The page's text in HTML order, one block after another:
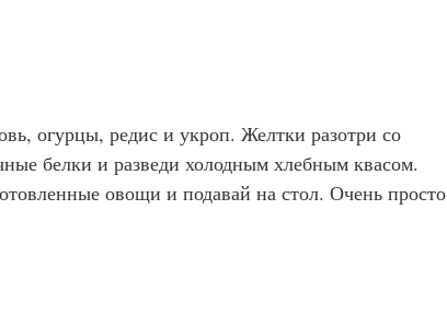
огурцы, редис и укроп. Желтки разотри со
белки и разведи холодным хлебным квасом.
овощи и подавай на стол. Очень просто